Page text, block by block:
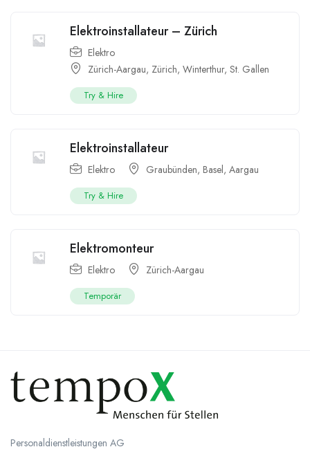
Elektroinstallateur – Zürich
Elektro
Zürich-Aargau, Zürich, Winterthur, St. Gallen
Try & Hire
Elektroinstallateur
Elektro Graubünden, Basel, Aargau
Try & Hire
Elektromonteur
Elektro Zürich-Aargau
Temporär
Personaldienstleistungen AG